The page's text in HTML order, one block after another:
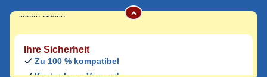
liefern lassen.
Ihre Sicherheit
Zu 100 % kompatibel